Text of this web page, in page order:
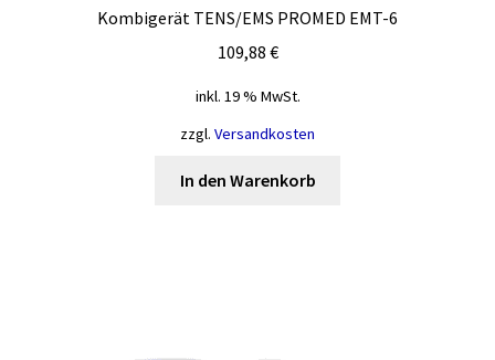
Kombigerät TENS/EMS PROMED EMT-6
109,88 €
inkl. 19 % MwSt.
zzgl. Versandkosten
In den Warenkorb